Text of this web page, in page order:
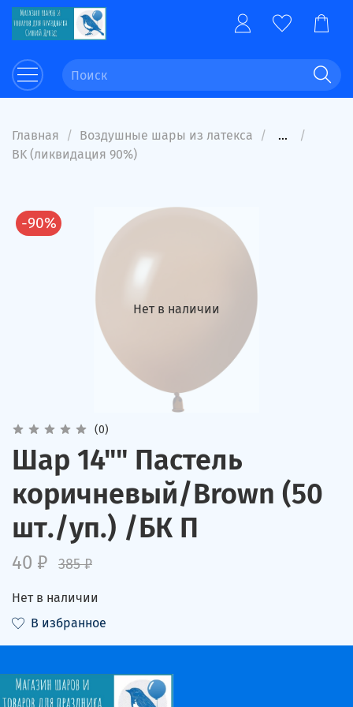
Главная Воздушные шары из латекса
...
BK (ликвидация 90%)
Нет в наличии
-90%
(0)
Шар 14"" Пастель
коричневый/Brown (50
шт./уп.) /БК П
40 ₽ 385 ₽
Нет в наличии
В избранное